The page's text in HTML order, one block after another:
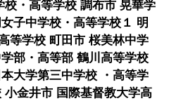
・高等学校 調布市 晃華学
子中学校・高等学校１ 明
等学校 町田市 桜美林中学
部・高等部 鶴川高等学校
大学第三中学校 ・高等学
金井市 国際基督教大学高